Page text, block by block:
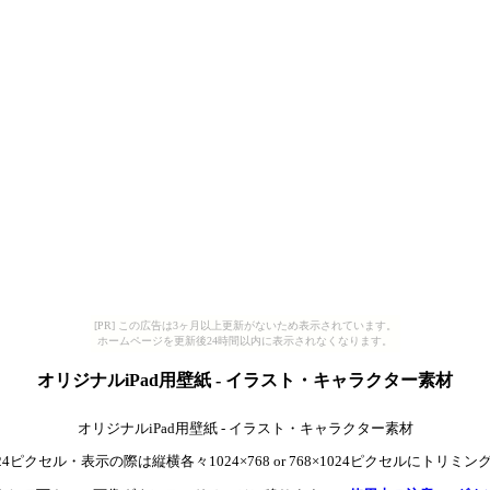
[PR] この広告は3ヶ月以上更新がないため表示されています。
ホームページを更新後24時間以内に表示されなくなります。
オリジナルiPad用壁紙 - イラスト・キャラクター素材
オリジナルiPad用壁紙 - イラスト・キャラクター素材
ピクセル・表示の際は縦横各々1024×768 or 768×1024ピクセルにトリミン